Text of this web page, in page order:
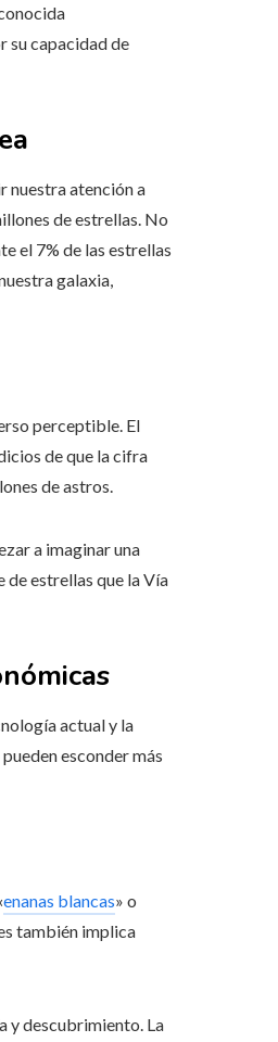
su capacidad de
nuestra atención a
de estrellas. No
el 7% de las estrellas
galaxia,
perceptible. El
de que la cifra
de astros.
a imaginar una
de estrellas que la Vía
actual y la
esconder más
enanas blancas» o
también implica
y descubrimiento. La